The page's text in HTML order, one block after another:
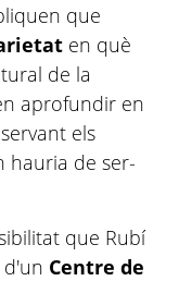
que
en què
de la
aprofundir en
els
hauria de ser-
que Rubí
Centre de